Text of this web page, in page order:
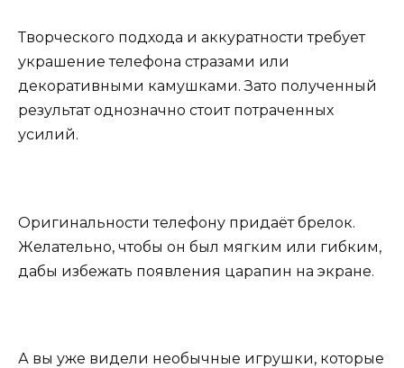
Творческого подхода и аккуратности требует
украшение телефона стразами или
декоративными камушками. Зато полученный
результат однозначно стоит потраченных
усилий.
Оригинальности телефону придаёт брелок.
Желательно, чтобы он был мягким или гибким,
дабы избежать появления царапин на экране.
А вы уже видели необычные игрушки, которые